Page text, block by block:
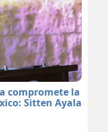
compromete la
Sitten Ayala